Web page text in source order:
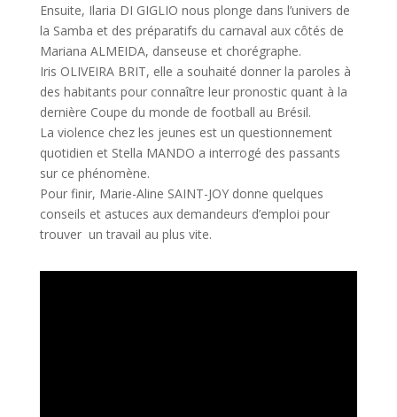
Ensuite, Ilaria DI GIGLIO nous plonge dans l’univers de
la Samba et des préparatifs du carnaval aux côtés de
Mariana ALMEIDA, danseuse et chorégraphe.
Iris OLIVEIRA BRIT, elle a souhaité donner la paroles à
des habitants pour connaître leur pronostic quant à la
dernière Coupe du monde de football au Brésil.
La violence chez les jeunes est un questionnement
quotidien et Stella MANDO a interrogé des passants
sur ce phénomène.
Pour finir, Marie-Aline SAINT-JOY donne quelques
conseils et astuces aux demandeurs d’emploi pour
trouver un travail au plus vite.